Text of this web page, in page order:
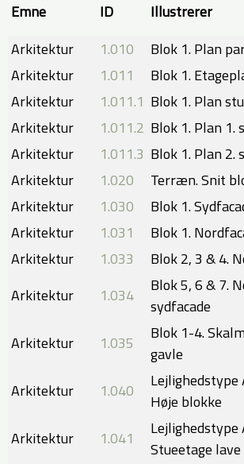
Emne​ ID​ ​Illustrerer​
Arkitektur
1.010 Blok 1. Plan
Arkitektur
1.011 ​Blok 1.
Arkitektur
1.011.1 Blok 1. Plan
Arkitektur
1.011.2 ​Blok 1. Plan 1.
Arkitektur
1.011.3 Blok 1. Plan 2.
Arkitektur
1.020 Terræn. Snit
Arkitektur
1.030 Blok 1.
Arkitektur
1.031 Blok 1.
Arkitektur
1.033 Blok 2, 3 & 4.
Arkitektur
1.034
Blok 5, 6 & 7.
sydfacade
Arkitektur 1.035
Blok 1-4.
gavle
Arkitektur 1.040
Lejlighedstype
Høje blokke
Arkitektur 1.041
Lejlighedstype
Stueetage